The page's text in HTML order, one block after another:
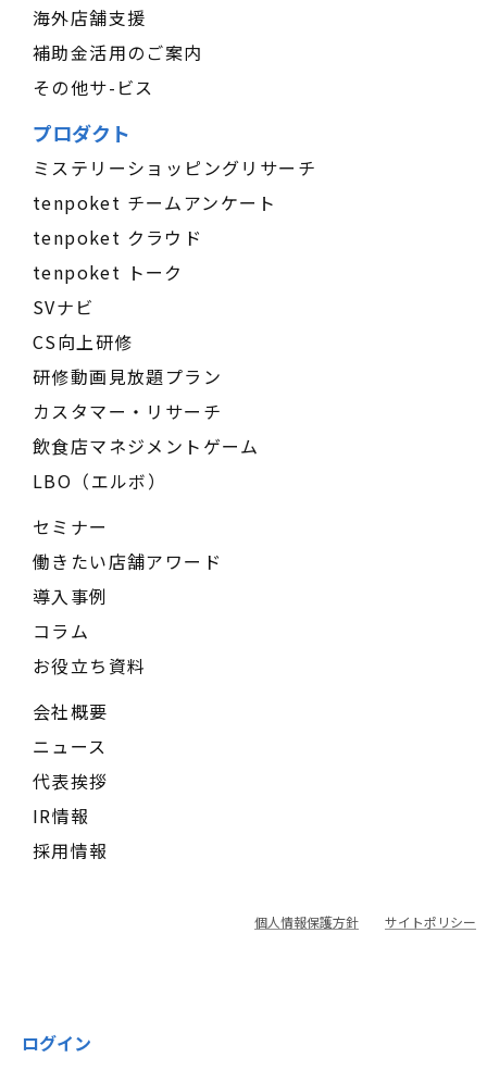
海外店舗支援
補助金活用のご案内
その他サ-ビス
プロダクト
ミステリーショッピングリサーチ
tenpoket チームアンケート
tenpoket クラウド
tenpoket トーク
SVナビ
CS向上研修
研修動画見放題プラン
カスタマー・リサーチ
飲食店マネジメントゲーム
LBO（エルボ）
セミナー
働きたい店舗アワード
導入事例
コラム
お役立ち資料
会社概要
ニュース
代表挨拶
IR情報
採用情報
個人情報保護方針 サイトポリシー
ログイン